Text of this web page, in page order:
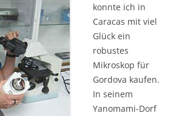
konnte ich in
Caracas mit viel
Glück ein
robustes
Mikroskop für
Gordova kaufen.
In seinem
Yanomami-Dorf